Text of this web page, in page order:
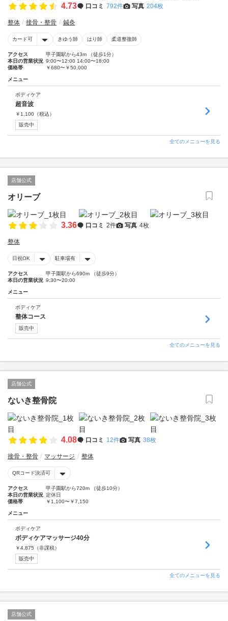
4.73 口コミ 792件 写真 204枚
整体 接骨・整骨 鍼灸
カード可 きゆう師 はり師 柔道整復師
アクセス
甲子園駅から43m （徒歩1分）
本日の営業状況 9:00〜12:00 14:00〜18:00
価格帯
￥680〜￥50,000
メニュー
ボディケア
超音波
￥ 1,100 （税込）
販売中
全てのメニューを見る
店舗公式
オリーブ
3.36 口コミ 2件 写真 4枚
整体
日祝OK 駐車場有
アクセス
甲子園駅から690m （徒歩9分）
本日の営業状況 9:30〜20:00
メニュー
ボディケア
整体コース
販売中
全てのメニューを見る
店舗公式
ないき整骨院
4.08 口コミ 12件 写真 38枚
接骨・整骨 マッサージ 整体
QRコード決済可
アクセス
甲子園駅から720m （徒歩10分）
本日の営業状況 定休日
価格帯
￥1,100〜￥7,150
メニュー
ボディケア
ボディケアマッサージ40分
￥4,875 （非課税）
販売中
全てのメニューを見る
店舗公式